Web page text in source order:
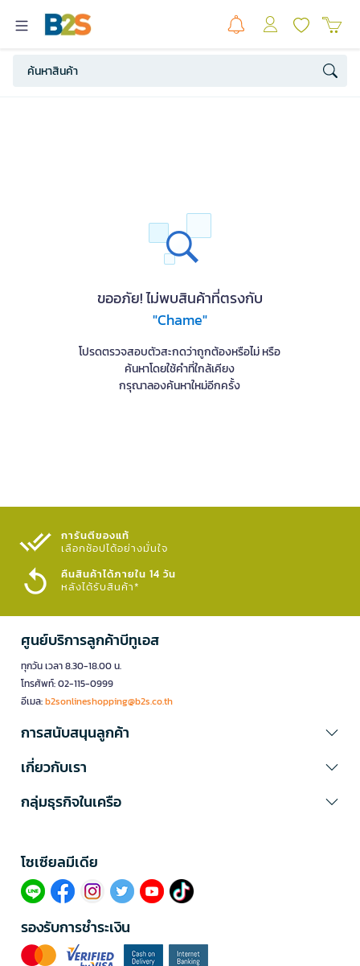
ขออภัย! ไม่พบสินค้าที่ตรงกับ
"Chame"
โปรดตรวจสอบตัวสะกดว่าถูกต้องหรือไม่ หรือ
ค้นหาโดยใช้คำที่ใกล้เคียง
กรุณาลองค้นหาใหม่อีกครั้ง
การันตีของแท้
เลือกช้อปได้อย่างมั่นใจ​
คืนสินค้าได้ภายใน 14 วัน
หลังได้รับสินค้า*
ศูนย์บริการลูกค้าบีทูเอส
ทุกวัน เวลา 8.30-18.00 น.
โทรศัพท์: 02-115-0999
อีเมล:b2sonlineshopping@b2s.co.th
การสนับสนุนลูกค้า
เกี่ยวกับเรา
กลุ่มธุรกิจในเครือ
โซเซียลมีเดีย​
รองรับการชำระเงิน